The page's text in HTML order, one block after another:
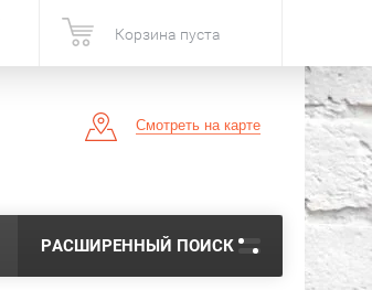
Корзина пуста
Смотреть на карте
РАСШИРЕННЫЙ ПОИСК